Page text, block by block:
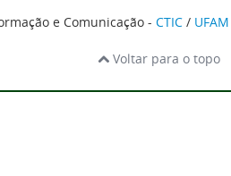
e Comunicação - CTIC / UFAM
Voltar para o topo